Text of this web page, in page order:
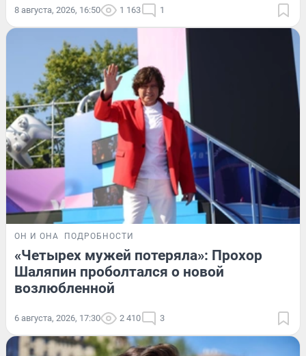
8 августа, 2026, 16:50 1 163 1
ОН И ОНА ПОДРОБНОСТИ
«Четырех мужей потеряла»: Прохор
Шаляпин проболтался о новой
возлюбленной
6 августа, 2026, 17:30 2 410 3